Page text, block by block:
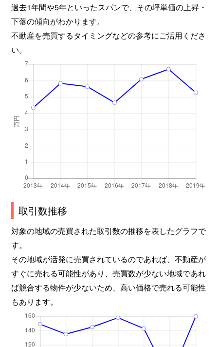
過去1年間や5年といったスパンで、その坪単価の上昇・
下落の傾向がわかります。
不動産を売買するタイミングなどの参考にご活用くださ
い。
取引数推移
対象の地域の売買された取引数の推移を表したグラフで
す。
その地域が活発に売買されているのであれば、不動産が
すぐに売れる可能性があり、売買数が少ない地域であれ
ば競合する物件が少ないため、高い価格で売れる可能性
もあります。